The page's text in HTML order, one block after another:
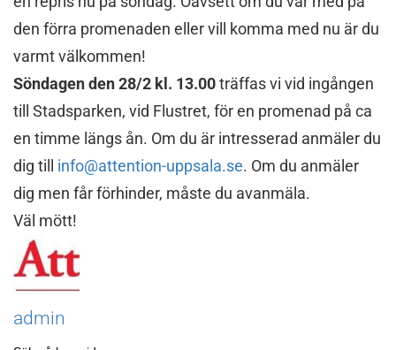
den förra promenaden eller vill komma med nu är du
varmt välkommen!
Söndagen den 28/2 kl. 13.00träffas vi vid ingången
till Stadsparken, vid Flustret, för en promenad på ca
en timme längs ån. Om du är intresserad anmäler du
dig till info@attention-uppsala.se. Om du anmäler
dig men får förhinder, måste du avanmäla.
Väl mött!
admin